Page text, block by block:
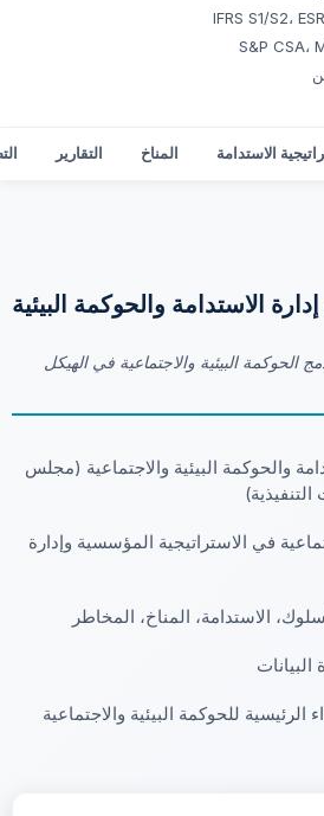
الاستدامة المناخ التقارير
الاستدامة والحوكمة البيئية
الحوكمة البيئية والاجتماعية في الهيكل
والحوكمة البيئية والاجتماعية (مجلس
التنفيذية)
في الاستراتيجية المؤسسية وإدارة
الاستدامة، المناخ، المخاطر
البيانات
للحوكمة البيئية والاجتماعية